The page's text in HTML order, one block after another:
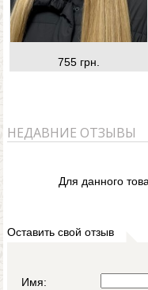
755 грн.
НЕДАВНИЕ ОТЗЫВЫ
Для данного
Оставить свой отзыв
Имя: